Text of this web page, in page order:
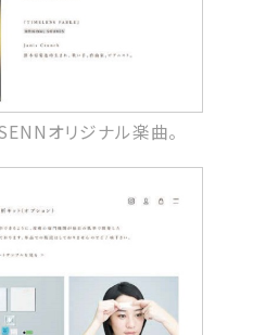
オリジナル楽曲。